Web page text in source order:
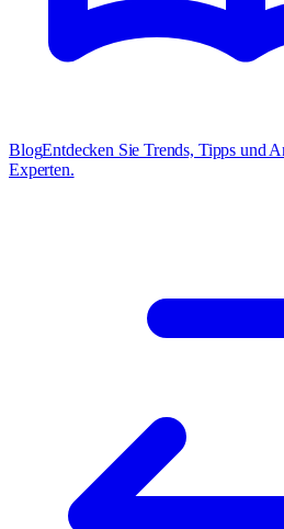
BlogEntdecken Sie Trends, Tipps und
Experten.